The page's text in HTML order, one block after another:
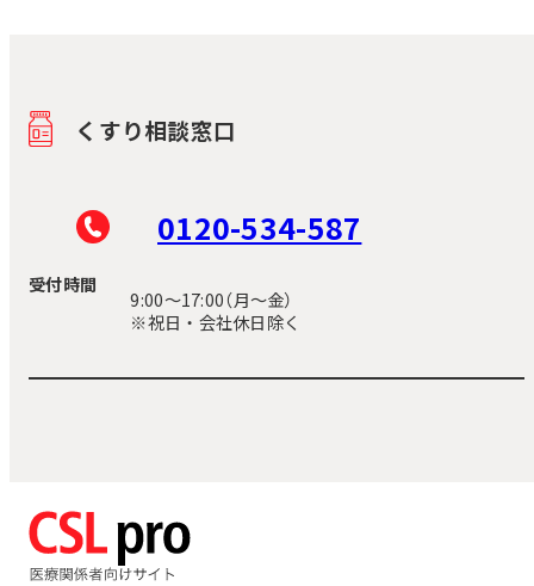
くすり相談窓口
0120-534-587
受付時間
9:00〜17:00（月～金）
※祝日・会社休日除く